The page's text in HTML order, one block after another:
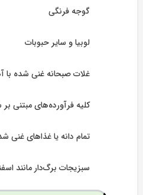
گوجه فرنگی
لوبیا و سایر حبوبات
غلات صبحانه غنی شده با
کلیه فرآورده‌های مبتنی بر
تمام دانه یا غذاهای غنی
سبزیجات برگ‌دار مانند